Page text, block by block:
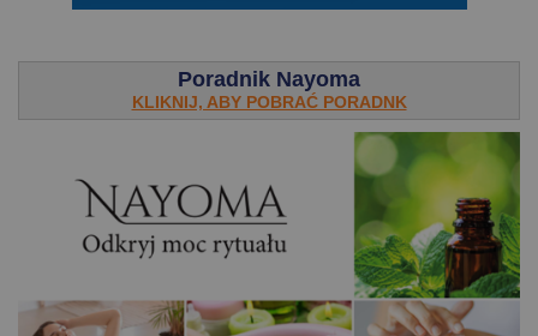
Poradnik Nayoma
KLIKNIJ, ABY POBRAĆ PORADNK